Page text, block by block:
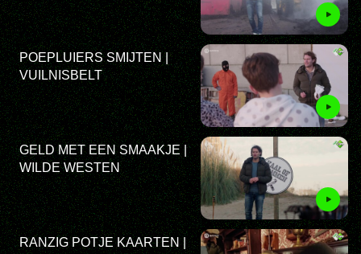
POEPLUIERS SMIJTEN |
VUILNISBELT
GELD MET EEN SMAAKJE |
WILDE WESTEN
RANZIG POTJE KAARTEN |